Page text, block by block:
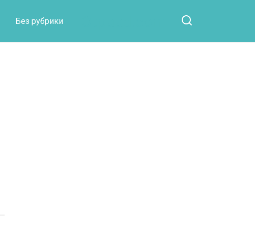
Без рубрики